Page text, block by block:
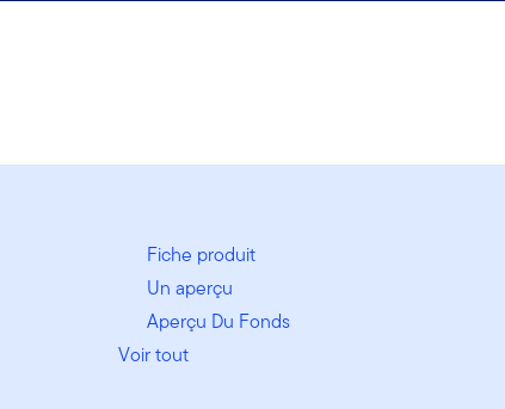
Fiche produit
Un aperçu
Aperçu Du Fonds
Voir tout